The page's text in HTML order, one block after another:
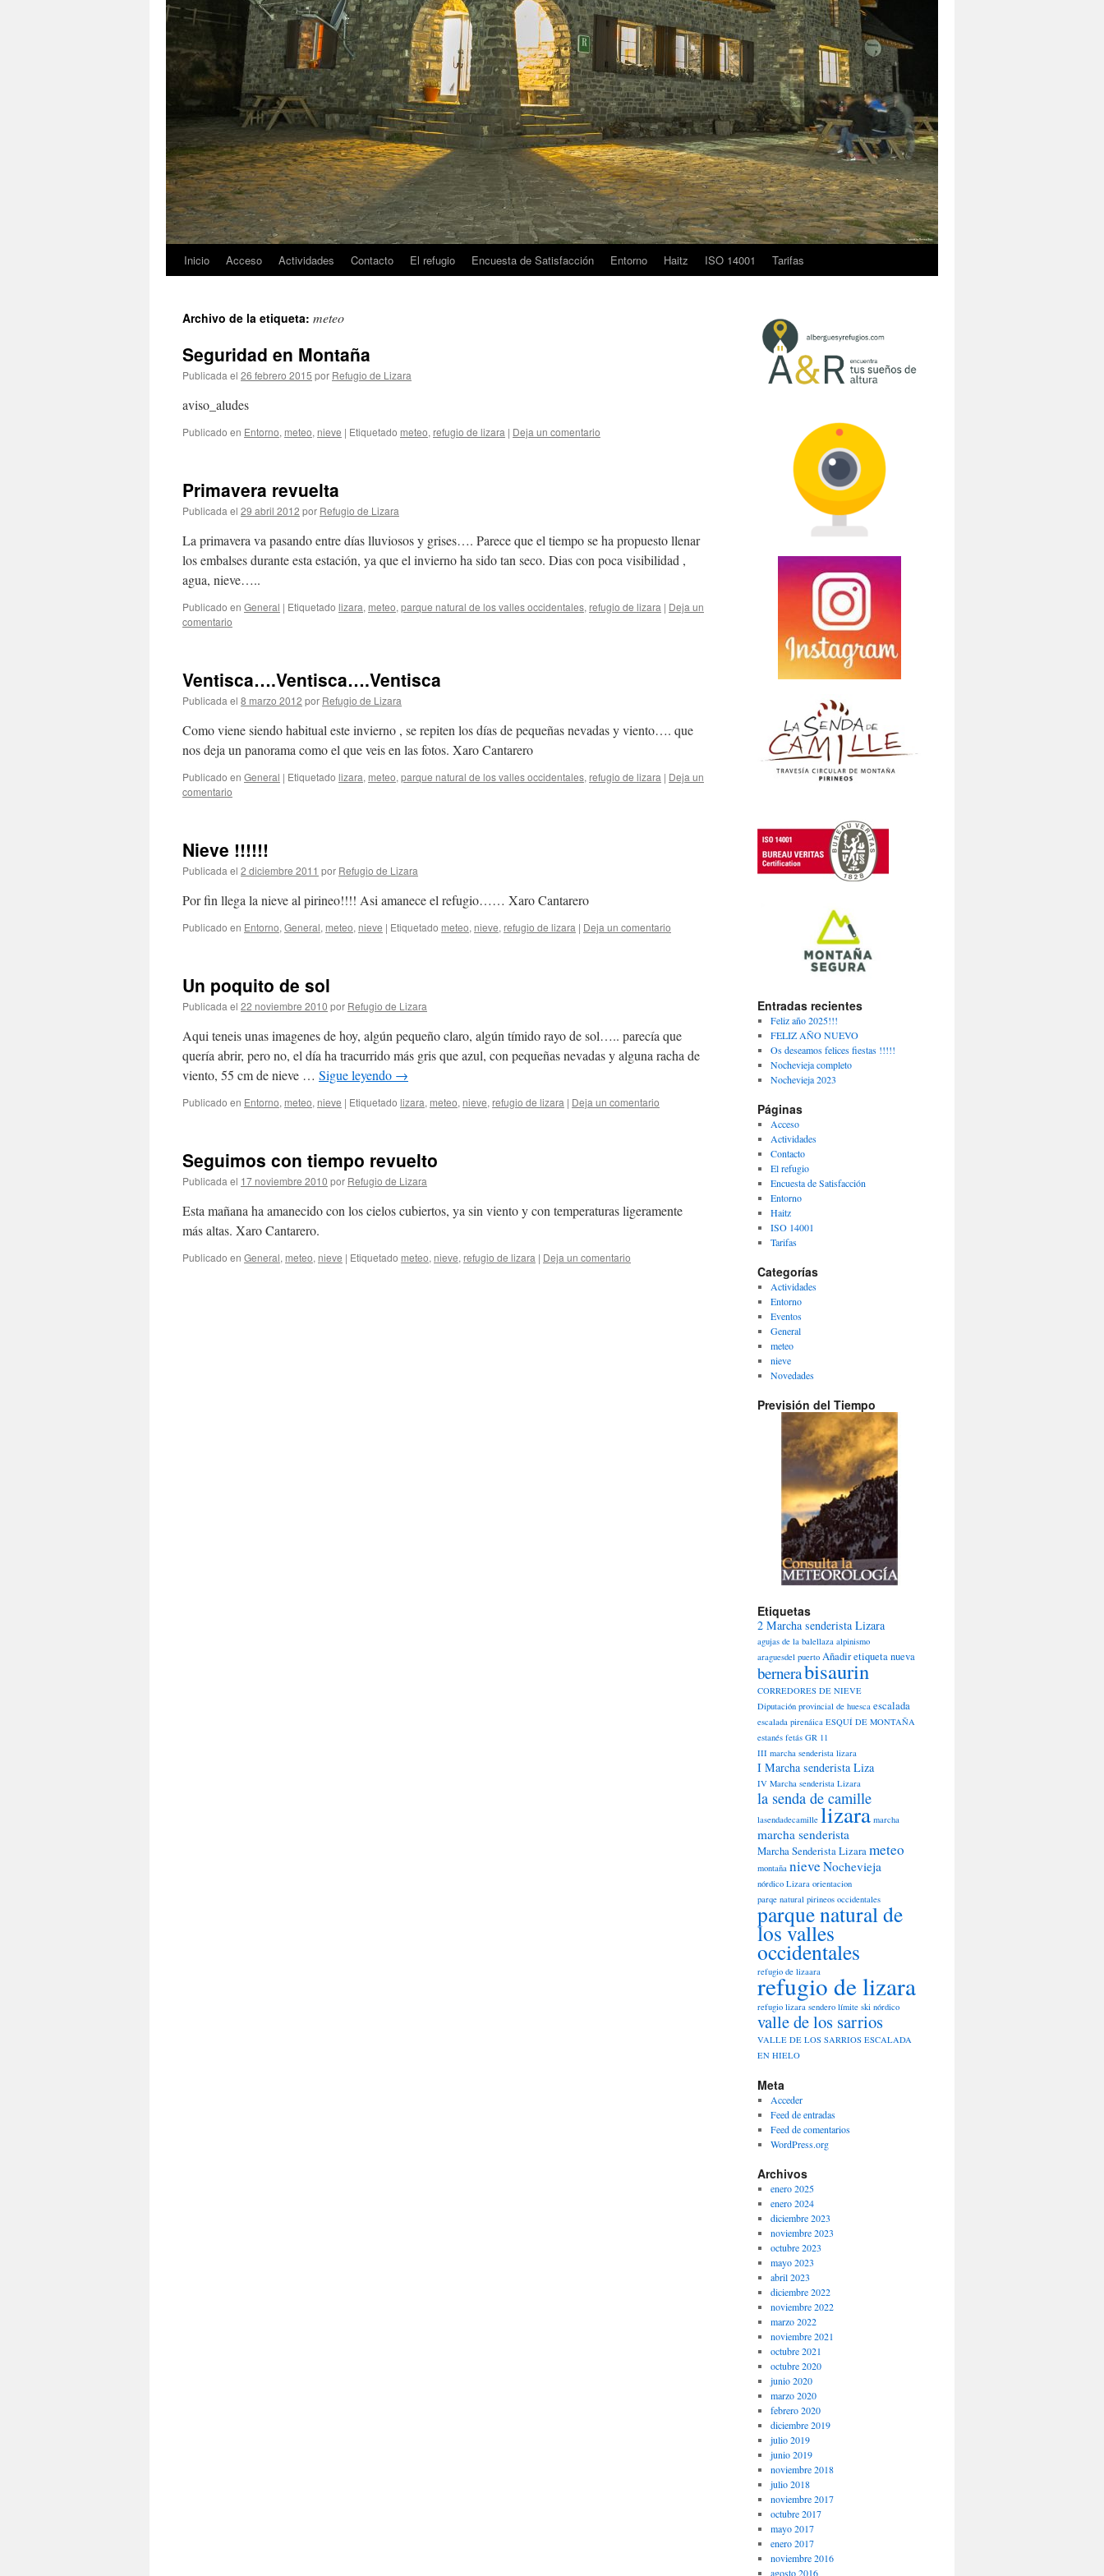
Inicio Acceso Actividades Contacto El refugio Encuesta de Satisfacción Entorno Haitz ISO 14001 Tarifas
Archivo de la etiqueta: meteo
Seguridad en Montaña
Publicada el 26 febrero 2015 por Refugio de Lizara
aviso_aludes
Publicado en Entorno, meteo, nieve | Etiquetado meteo, refugio de lizara | Deja un comentario
Primavera revuelta
Publicada el 29 abril 2012 por Refugio de Lizara
La primavera va pasando entre días lluviosos y grises…. Parece que el tiempo se ha propuesto llenar
los embalses durante esta estación, ya que el invierno ha sido tan seco. Dias con poca visibilidad ,
agua, nieve…..
Publicado en General | Etiquetado lizara, meteo, parque natural de los valles occidentales, refugio de lizara | Deja un
comentario
Ventisca….Ventisca….Ventisca
Publicada el 8 marzo 2012 por Refugio de Lizara
Como viene siendo habitual este invierno , se repiten los días de pequeñas nevadas y viento…. que
nos deja un panorama como el que veis en las fotos. Xaro Cantarero
Publicado en General | Etiquetado lizara, meteo, parque natural de los valles occidentales, refugio de lizara | Deja un
comentario
Nieve !!!!!!
Publicada el 2 diciembre 2011 por Refugio de Lizara
Por fin llega la nieve al pirineo!!!! Asi amanece el refugio…… Xaro Cantarero
Publicado en Entorno, General, meteo, nieve | Etiquetado meteo, nieve, refugio de lizara | Deja un comentario
Un poquito de sol
Publicada el 22 noviembre 2010 por Refugio de Lizara
Aqui teneis unas imagenes de hoy, algún pequeño claro, algún tímido rayo de sol….. parecía que
quería abrir, pero no, el día ha tracurrido más gris que azul, con pequeñas nevadas y alguna racha de
viento, 55 cm de nieve … Sigue leyendo →
Publicado en Entorno, meteo, nieve | Etiquetado lizara, meteo, nieve, refugio de lizara | Deja un comentario
Seguimos con tiempo revuelto
Publicada el 17 noviembre 2010 por Refugio de Lizara
Esta mañana ha amanecido con los cielos cubiertos, ya sin viento y con temperaturas ligeramente
más altas. Xaro Cantarero.
Publicado en General, meteo, nieve | Etiquetado meteo, nieve, refugio de lizara | Deja un comentario
Entradas recientes
Feliz año 2025!!!
FELIZ AÑO NUEVO
Os deseamos felices fiestas !!!!!
Nochevieja completo
Nochevieja 2023
Páginas
Acceso
Actividades
Contacto
El refugio
Encuesta de Satisfacción
Entorno
Haitz
ISO 14001
Tarifas
Categorías
Actividades
Entorno
Eventos
General
meteo
nieve
Novedades
Previsión del Tiempo
Etiquetas
2 Marcha senderista Lizara
agujas de la balellaza alpinismo
araguesdel puerto Añadir etiqueta nueva
bernerabisaurin
CORREDORES DE NIEVE
Diputación provincial de huesca escalada
escalada pirenáica ESQUÍ DE MONTAÑA
estanés fetás GR 11
III marcha senderista lizara
I Marcha senderista Liza
IV Marcha senderista Lizara
la senda de camille
lasendadecamille lizara marcha
marcha senderista
Marcha Senderista Lizarameteo
montaña nieve Nochevieja
nórdico Lizara orientacion
parqe natural pirineos occidentales
parque natural de
los valles
occidentales
refugio de lizaara
refugio de lizara
refugio lizara sendero límite ski nórdico
valle de los sarrios
VALLE DE LOS SARRIOS ESCALADA
EN HIELO
Meta
Acceder
Feed de entradas
Feed de comentarios
WordPress.org
Archivos
enero 2025
enero 2024
diciembre 2023
noviembre 2023
octubre 2023
mayo 2023
abril 2023
diciembre 2022
noviembre 2022
marzo 2022
noviembre 2021
octubre 2021
octubre 2020
junio 2020
marzo 2020
febrero 2020
diciembre 2019
julio 2019
junio 2019
noviembre 2018
julio 2018
noviembre 2017
octubre 2017
mayo 2017
enero 2017
noviembre 2016
agosto 2016